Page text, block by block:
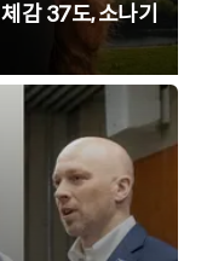
감 37도, 소나기